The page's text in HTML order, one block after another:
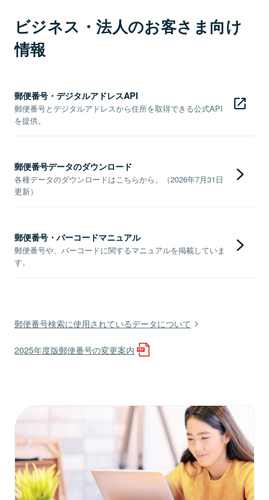
ビジネス・法人のお客さま向け
情報
郵便番号・デジタルアドレスAPI
郵便番号とデジタルアドレスから住所を取得できる公式API
を提供。
郵便番号データのダウンロード
各種データのダウンロードはこちらから。（2026年7月31日
更新）
郵便番号・バーコードマニュアル
郵便番号や、バーコードに関するマニュアルを掲載していま
す。
郵便番号検索に使用されているデータについて
2025年度版郵便番号の変更案内